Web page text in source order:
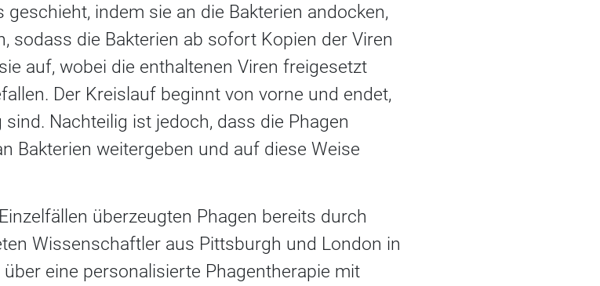
indem sie an die Bakterien andocken,
sodass die Bakterien ab sofort Kopien der Viren
auf, wobei die enthaltenen Viren freigesetzt
Der Kreislauf beginnt von vorne und endet,
Nachteilig ist jedoch, dass die Phagen
Bakterien weitergeben und auf diese Weise
überzeugten Phagen bereits durch
Wissenschaftler aus Pittsburgh und London in
eine personalisierte Phagentherapie mit